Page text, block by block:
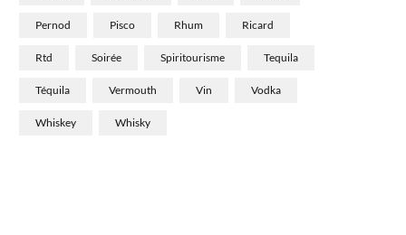
Pernod Pisco Rhum Ricard
Rtd Soirée Spiritourisme Tequila
Téquila Vermouth Vin Vodka
Whiskey Whisky